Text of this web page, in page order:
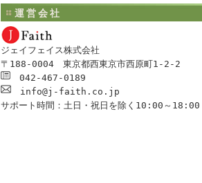
運営会社
ジェイフェイス株式会社
〒188-0004 東京都西東京市西原町1-2-2
042-467-0189
info@j-faith.co.jp
サポート時間：土日・祝日を除く10:00～18:00